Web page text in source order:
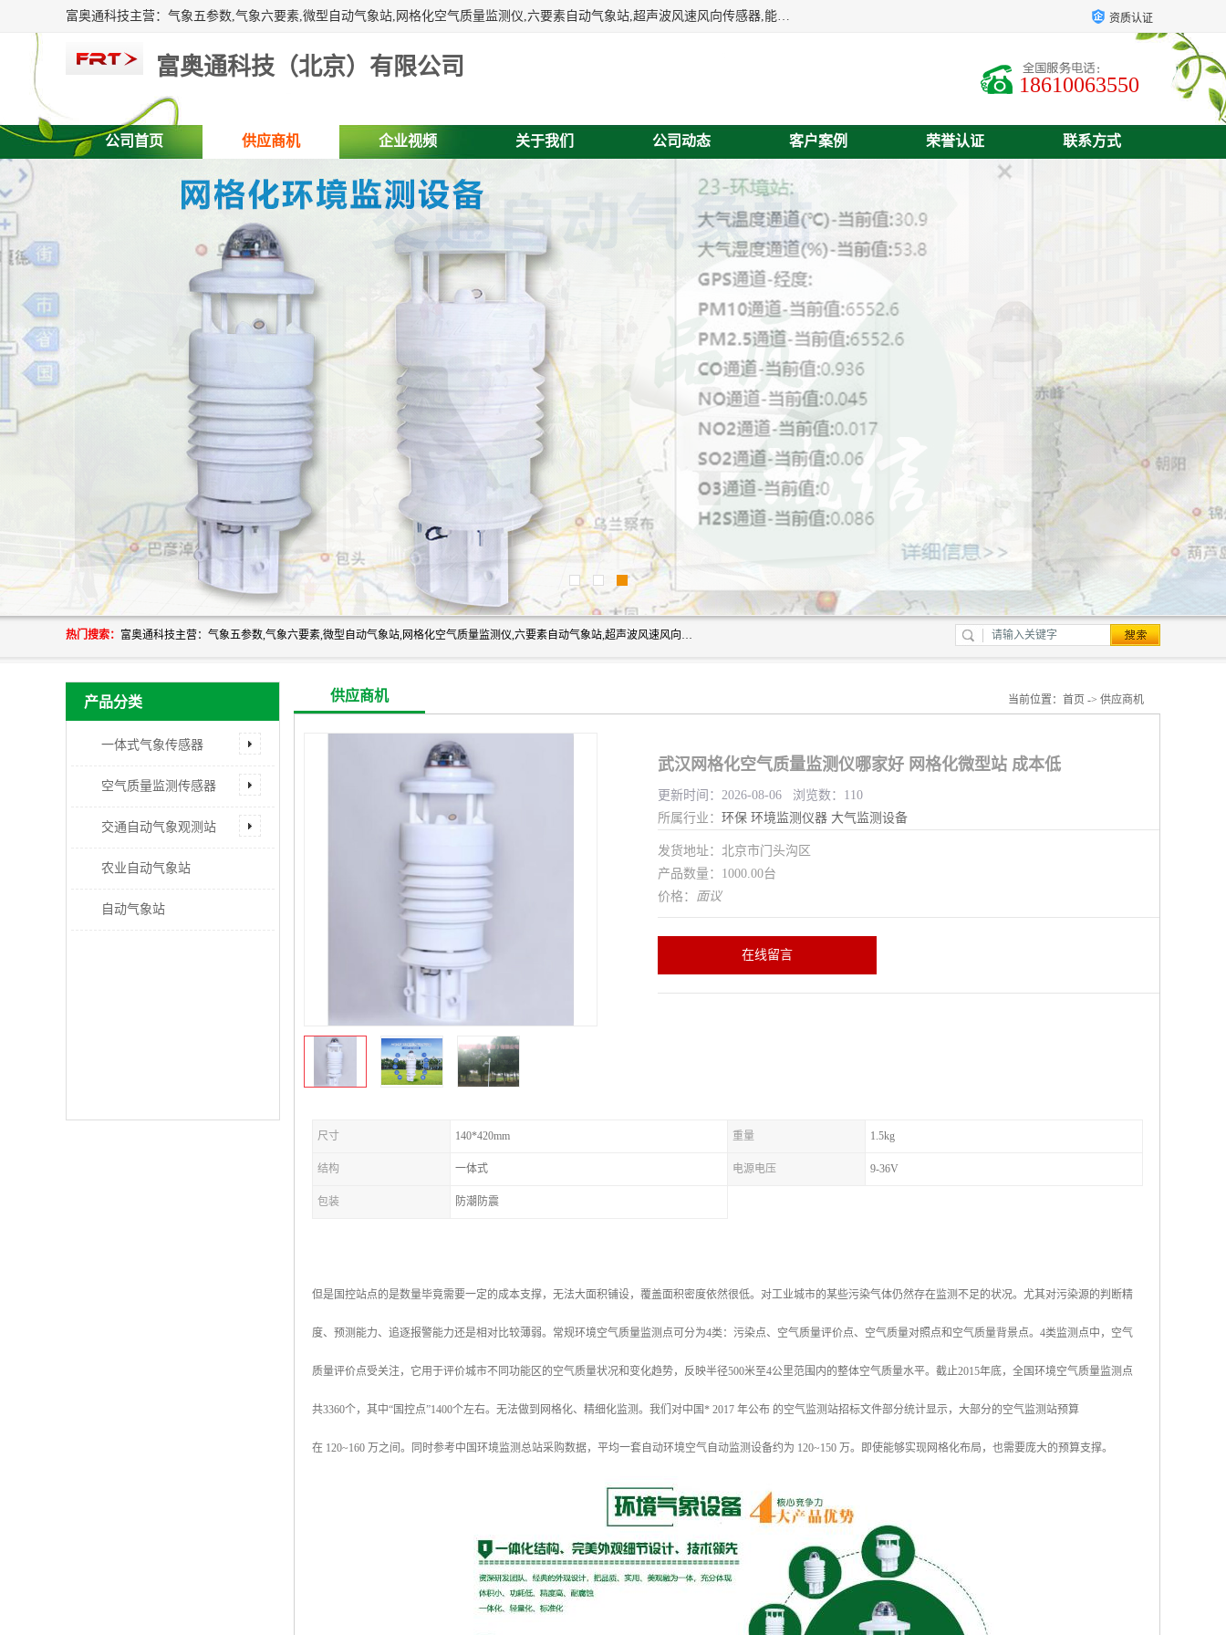
富奥通科技主营：气象五参数,气象六要素,微型自动气象站,网格化空气质量监测仪,六要素自动气象站,超声波风速风向传感器,能见度仪,大气微型站,交通自动气象站,高速路面结冰监测,路面状况传感器等。 资质认证
富奥通科技（北京）有限公司
18610063550
公司首页 供应商机 企业视频 关于我们 公司动态 客户案例 荣誉认证 联系方式
热门搜索： 富奥通科技主营：气象五参数,气象六要素,微型自动气象站,网格化空气质量监测仪,六要素自动气象站,超声波风速风向传感器,能见度仪,大气微型站,交通自动气象站,高速路面结冰监测,路面状况传感器等。
产品分类
一体式气象传感器
空气质量监测传感器
交通自动气象观测站
农业自动气象站
自动气象站
供应商机 当前位置： 首页 -> 供应商机
武汉网格化空气质量监测仪哪家好 网格化微型站 成本低
更新时间：2026-08-06 浏览数：110
所属行业： 环保 环境监测仪器 大气监测设备
发货地址：北京市门头沟区
产品数量：1000.00台
价格： 面议
在线留言
尺寸 140*420mm 重量 1.5kg
结构 一体式 电源电压 9-36V
包装 防潮防震
但是国控站点的是数量毕竟需要一定的成本支撑，无法大面积铺设，覆盖面积密度依然很低。对工业城市的某些污染气体仍然存在监测不足的状况。尤其对污染源的判断精
度、预测能力、追逐报警能力还是相对比较薄弱。常规环境空气质量监测点可分为4类：污染点、空气质量评价点、空气质量对照点和空气质量背景点。4类监测点中，空气
质量评价点受关注，它用于评价城市不同功能区的空气质量状况和变化趋势，反映半径500米至4公里范围内的整体空气质量水平。截止2015年底，全国环境空气质量监测点
共3360个，其中“国控点”1400个左右。无法做到网格化、精细化监测。我们对中国* 2017 年公布 的空气监测站招标文件部分统计显示，大部分的空气监测站预算
在 120~160 万之间。同时参考中国环境监测总站采购数据，平均一套自动环境空气自动监测设备约为 120~150 万。即使能够实现网格化布局，也需要庞大的预算支撑。